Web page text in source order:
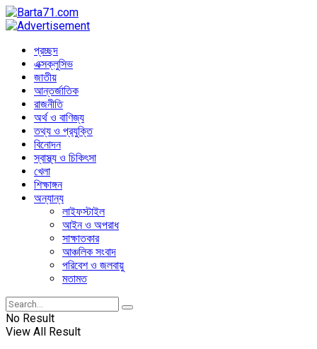
প্রচ্ছদ
এক্সক্লুসিভ
জাতীয়
আন্তর্জাতিক
রাজনীতি
অর্থ ও বাণিজ্য
তথ্য ও প্রযুক্তি
বিনোদন
স্বাস্থ্য ও চিকিৎসা
খেলা
শিক্ষাঙ্গন
অন্যান্য
লাইফস্টাইল
আইন ও অপরাধ
সাক্ষাতকার
আঞ্চলিক সংবাদ
পরিবেশ ও জলবায়ু
মতামত
No Result
View All Result